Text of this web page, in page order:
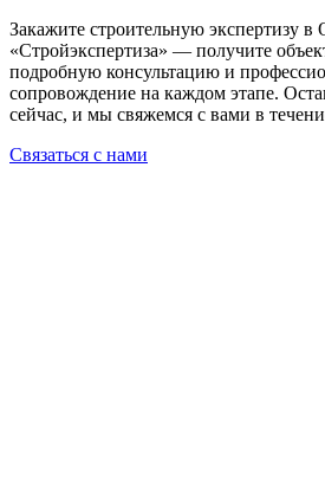
Закажите строительную экспертизу
«Стройэкспертиза» — получите
подробную консультацию и
сопровождение на каждом этапе.
сейчас, и мы свяжемся с вами в
Связаться с нами